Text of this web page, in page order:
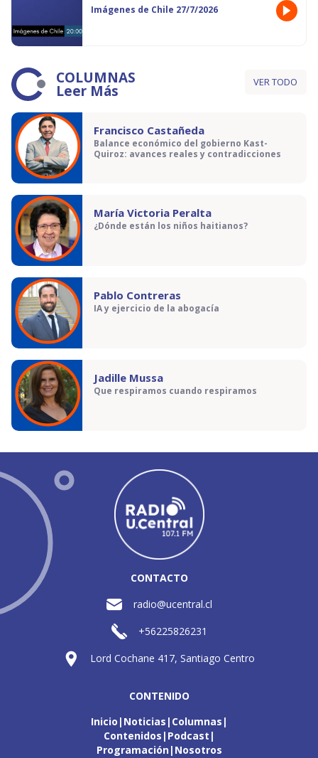
Imágenes de Chile 27/7/2026
COLUMNAS
Leer Más VER TODO
Francisco Castañeda
Balance económico del gobierno Kast-
Quiroz: avances reales y contradicciones
María Victoria Peralta
¿Dónde están los niños haitianos?
Pablo Contreras
IA y ejercicio de la abogacía
Jadille Mussa
Que respiramos cuando respiramos
CONTACTO
radio@ucentral.cl
+56225826231
Lord Cochane 417, Santiago Centro
CONTENIDO
Inicio Noticias Columnas
Contenidos Podcast
Programación Nosotros